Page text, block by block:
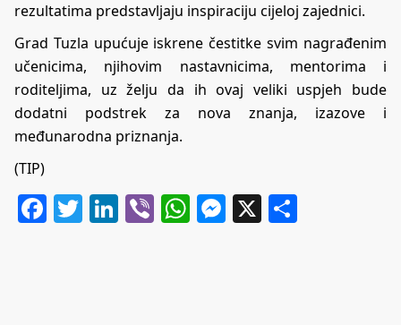
rezultatima predstavljaju inspiraciju cijeloj zajednici.
Grad Tuzla upućuje iskrene čestitke svim nagrađenim
učenicima, njihovim nastavnicima, mentorima i
roditeljima, uz želju da ih ovaj veliki uspjeh bude
dodatni podstrek za nova znanja, izazove i
međunarodna priznanja.
(TIP)
Facebook
Twitter
LinkedIn
ViberWhatsApp
Messenger
X